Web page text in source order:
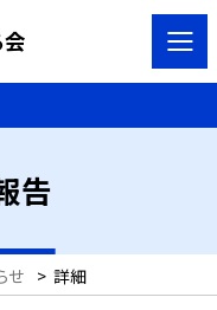
会
告
せ > 詳細